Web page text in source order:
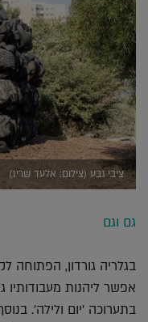
ציבי גבע (צילום: אלעד שריג)
גם וגם
בגלריה גורדון, הפתוחה
אפשר ליהנות
בתערוכה 'יום ולילה'.